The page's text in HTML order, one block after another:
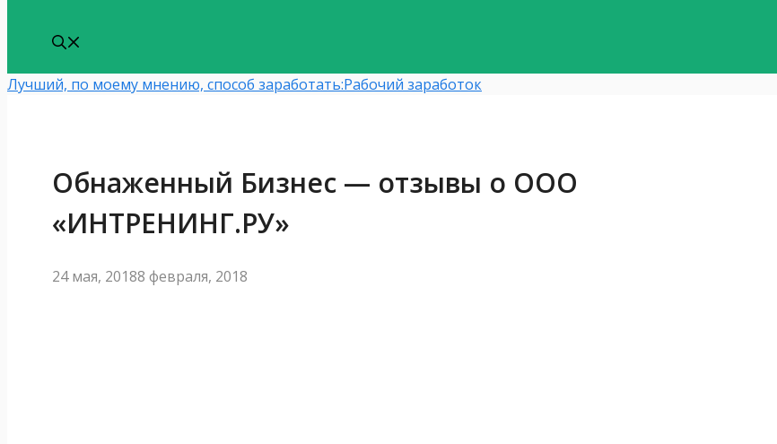
Лучший, по моему мнению, способ заработать:Рабочий заработок
Обнаженный Бизнес — отзывы о ООО
«ИНТРЕНИНГ.РУ»
24 мая, 20188 февраля, 2018